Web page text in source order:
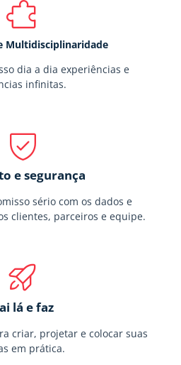
Multidisciplinaridade
dia a dia experiências e
infinitas.
e segurança
sério com os dados e
clientes, parceiros e equipe.
lá e faz
criar, projetar e colocar suas
em prática.